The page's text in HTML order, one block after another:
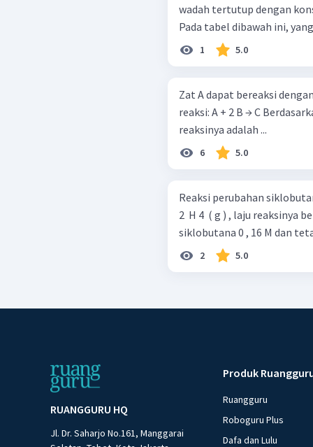
wadah tertutup dengan
Pada tabel dibawah ini,
1 5.0
Zat A dapat bereaksi
reaksi: A + 2 B → C Berdasarkan data percobaan di atas, persamaan laju
reaksinya adalah ...
6 5.0
Reaksi perubahan
2 ​ H 4 ​ ( g ) , laju reaksinya
siklobutana 0 , 16 M dan
2 5.0
RUANGGURU HQ
Jl. Dr. Saharjo No.161, Manggarai
Produk
Ruangguru
Roboguru Plus
Dafa dan Lulu